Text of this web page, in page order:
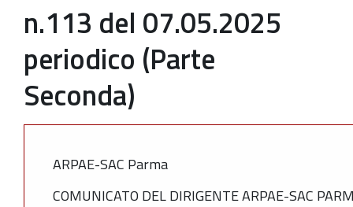
n.113 del 07.05.2025
periodico (Parte
Seconda)
ARPAE-SAC Parma
COMUNICATO DEL DIRIGENTE ARPAE-SAC